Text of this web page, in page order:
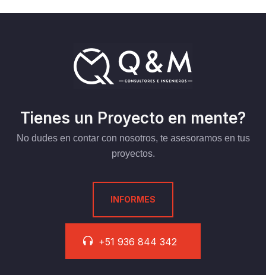
Tienes un Proyecto en mente?
No dudes en contar con nosotros, te asesoramos en tus
proyectos.
INFORMES
+51 936 844 342